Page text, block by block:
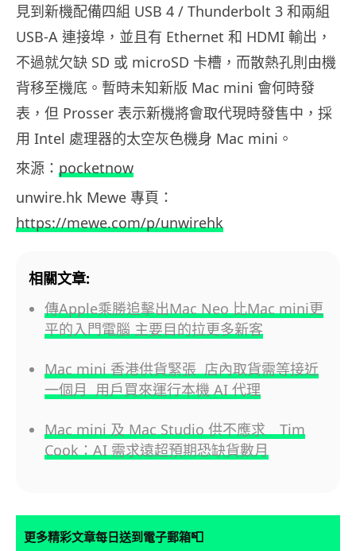
見到新機配備四組 USB 4 / Thunderbolt 3 和兩組
USB-A 連接埠，並且有 Ethernet 和 HDMI 輸出，
不過就欠缺 SD 或 microSD 卡槽，而散熱孔則由機
背移至機底。暫時未知新版 Mac mini 會何時發
表，但 Prosser 表示新機將會取代現時發售中，採
用 Intel 處理器的太空灰色機身 Mac mini。
來源： pocketnow
unwire.hk Mewe 專頁：
https://mewe.com/p/unwirehk
相關文章:
傳Apple乘勝追擊出Mac Neo 比Mac mini更
平的入門電腦 主要目的拉更多新客
Mac mini 香港供貨緊張 店內取貨需等接近
一個月 用戶買來運行本機 AI 代理
Mac mini 及 Mac Studio 供不應求 Tim
Cook：AI 需求遠超預期恐缺貨數月
更多精彩文章每日送到電子郵箱📮